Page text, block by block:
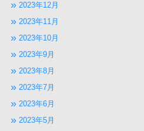
2023年12月
2023年11月
2023年10月
2023年9月
2023年8月
2023年7月
2023年6月
2023年5月